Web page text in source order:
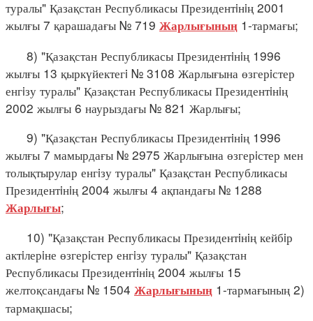
туралы" Қазақстан Республикасы Президентiнiң 2001
жылғы 7 қарашадағы № 719 Жарлығының 1-тармағы;
8) "Қазақстан Республикасы Президентiнiң 1996
жылғы 13 қыркүйектегi № 3108 Жарлығына өзгерiстер
енгiзу туралы" Қазақстан Республикасы Президентiнiң
2002 жылғы 6 наурыздағы № 821 Жарлығы;
9) "Қазақстан Республикасы Президентiнiң 1996
жылғы 7 мамырдағы № 2975 Жарлығына өзгерiстер мен
толықтырулар енгiзу туралы" Қазақстан Республикасы
Президентiнiң 2004 жылғы 4 ақпандағы № 1288
Жарлығы;
10) "Қазақстан Республикасы Президентiнiң кейбiр
актiлерiне өзгерiстер енгiзу туралы" Қазақстан
Республикасы Президентiнiң 2004 жылғы 15
желтоқсандағы № 1504 Жарлығының 1-тармағының 2)
тармақшасы;